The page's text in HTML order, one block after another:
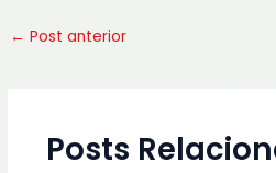
← Post anterior
Posts